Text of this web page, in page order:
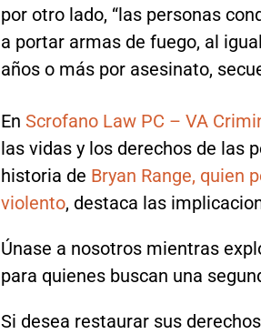
por otro lado, “las personas
a portar armas de fuego, al
años o más por asesinato,
En Scrofano Law PC – VA
las vidas y los derechos de las
historia de Bryan Range, quien
violento, destaca las
Únase a nosotros mientras
para quienes buscan una
Si desea restaurar sus